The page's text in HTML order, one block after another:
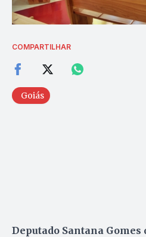
COMPARTILHAR
Goiás
Deputado Santana Gomes